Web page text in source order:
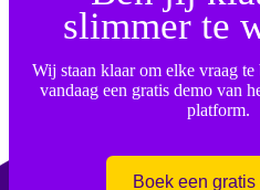
slimmer te
Wij staan klaar om elke vraag
vandaag een gratis demo van
platform.
Boek een gratis